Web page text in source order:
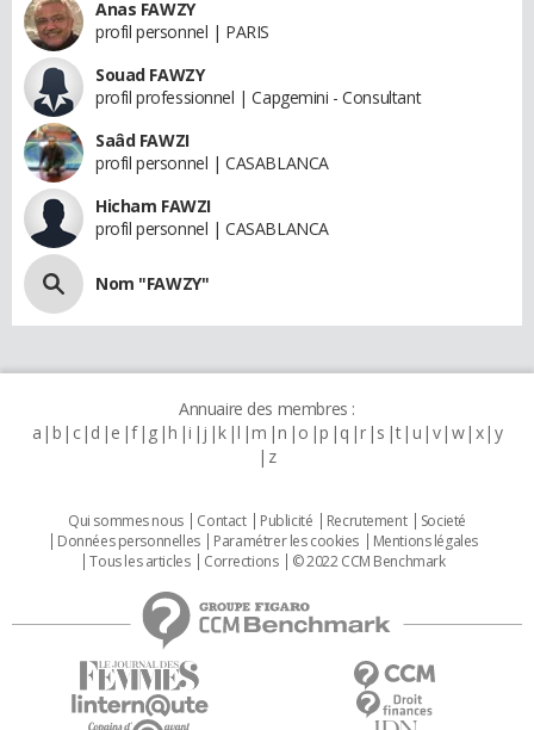
Anas FAWZY
profil personnel | PARIS
Souad FAWZY
profil professionnel | Capgemini - Consultant
Saâd FAWZI
profil personnel | CASABLANCA
Hicham FAWZI
profil personnel | CASABLANCA
Nom "FAWZY"
Annuaire des membres :
a b c d e f g h i j k l m n o p q r s t u v w x y
z
Qui sommes nous Contact Publicité Recrutement
Societé
Données personnelles
Paramétrer les cookies
Mentions légales
Tous les articles
Corrections © 2022 CCM Benchmark